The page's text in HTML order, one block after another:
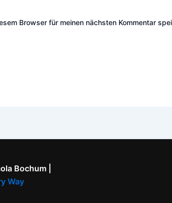
Browser für meinen nächsten Kommentar
Bochum |
Way